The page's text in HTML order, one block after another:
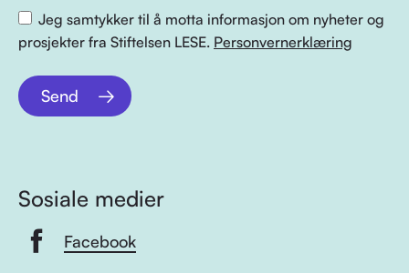
Jeg samtykker til å motta informasjon om nyheter og
prosjekter fra Stiftelsen LESE. Personvernerklæring
Send
Sosiale medier
Facebook